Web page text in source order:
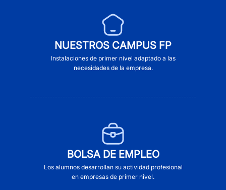
NUESTROS CAMPUS FP
Instalaciones de primer nivel adaptado a las
necesidades de la empresa.
BOLSA DE EMPLEO
Los alumnos desarrollan su actividad profesional
en empresas de primer nivel.